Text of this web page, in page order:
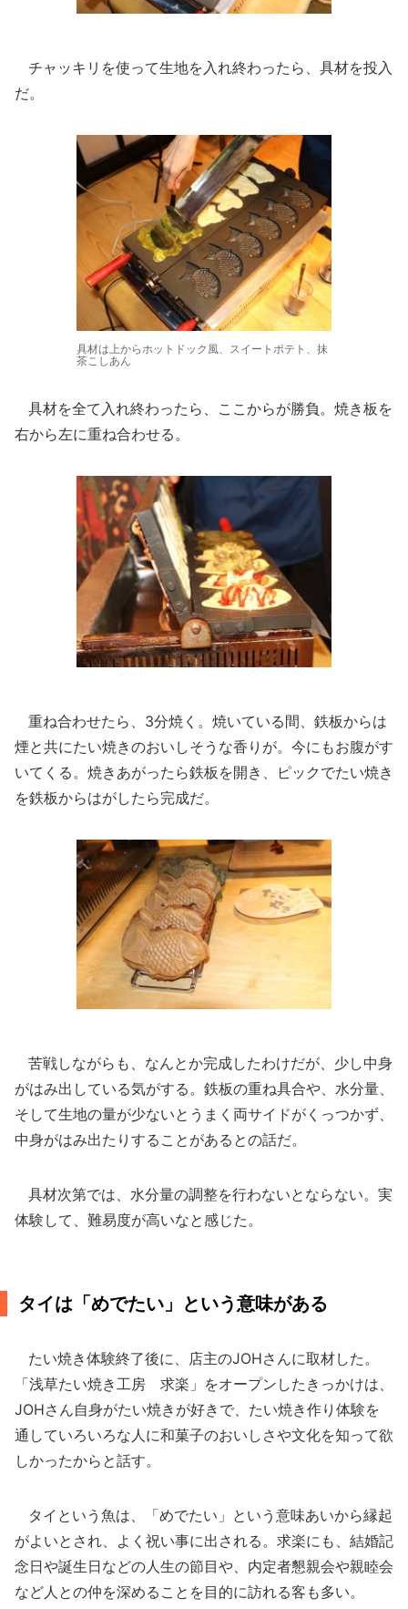
チャッキリを使って生地を入れ終わったら、具材を投入
だ。
具材は上からホットドック風、スイートポテト、抹
茶こしあん
具材を全て入れ終わったら、ここからが勝負。焼き板を
右から左に重ね合わせる。
重ね合わせたら、3分焼く。焼いている間、鉄板からは
煙と共にたい焼きのおいしそうな香りが。今にもお腹がす
いてくる。焼きあがったら鉄板を開き、ピックでたい焼き
を鉄板からはがしたら完成だ。
苦戦しながらも、なんとか完成したわけだが、少し中身
がはみ出している気がする。鉄板の重ね具合や、水分量、
そして生地の量が少ないとうまく両サイドがくっつかず、
中身がはみ出たりすることがあるとの話だ。
具材次第では、水分量の調整を行わないとならない。実
体験して、難易度が高いなと感じた。
タイは「めでたい」という意味がある
たい焼き体験終了後に、店主のJOHさんに取材した。
「浅草たい焼き工房 求楽」をオープンしたきっかけは、
JOHさん自身がたい焼きが好きで、たい焼き作り体験を
通していろいろな人に和菓子のおいしさや文化を知って欲
しかったからと話す。
タイという魚は、「めでたい」という意味あいから縁起
がよいとされ、よく祝い事に出される。求楽にも、結婚記
念日や誕生日などの人生の節目や、内定者懇親会や親睦会
など人との仲を深めることを目的に訪れる客も多い。